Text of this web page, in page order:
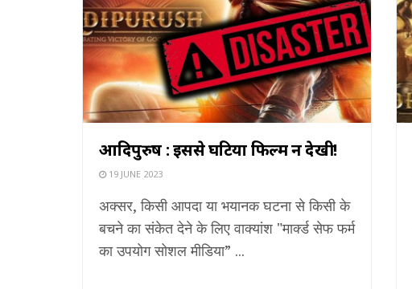
आदिपुरुष : इससे घटिया फिल्म न देखी!
19 JUNE 2023
अक्सर, किसी आपदा या भयानक घटना से किसी के
बचने का संकेत देने के लिए वाक्यांश "मार्क्ड सेफ फर्म
का उपयोग सोशल मीडिया” ...